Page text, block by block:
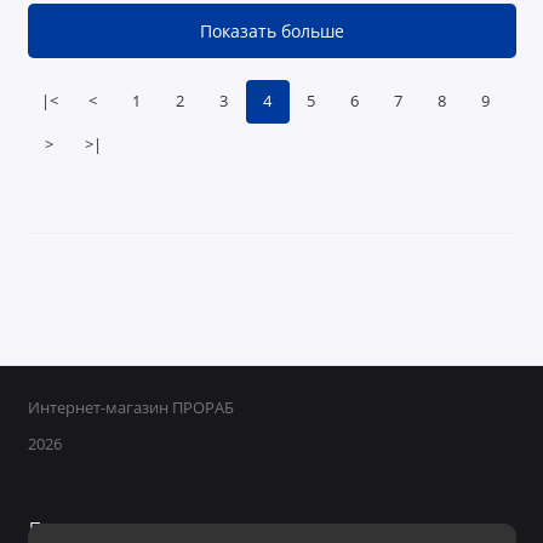
|< < 1 2 3 4 5 6 7 8 9
> >|
Показать больше
Интернет-магазин ПРОРАБ
2026
Поддержка